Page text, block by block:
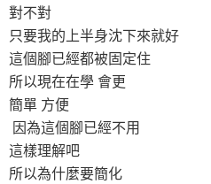
對不對
只要我的上半身沈下來就好
這個腳已經都被固定住
所以現在在學 會更
簡單 方便
因為這個腳已經不用
這樣理解吧
所以為什麼要簡化